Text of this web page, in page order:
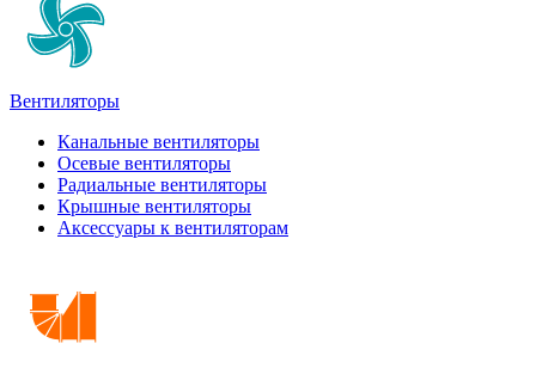
Вентиляторы
Канальные вентиляторы
Осевые вентиляторы
Радиальные вентиляторы
Крышные вентиляторы
Аксессуары к вентиляторам